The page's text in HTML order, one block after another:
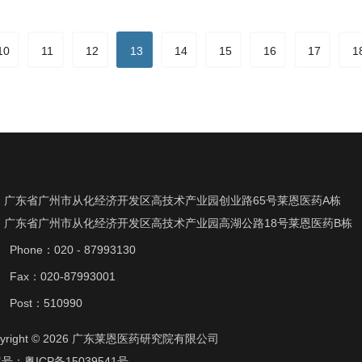
11 12 13 14 15 16 17
广东省广州市从化经济开发区高技术产业园创业路65号莱恩医药A栋
广东省广州市从化经济开发区高技术产业园高湖公路18号莱恩医药B栋
Phone：020 - 87993130
Fax：020-87993001
Post：510990
© 2026 广东莱恩医药研究院有限公司